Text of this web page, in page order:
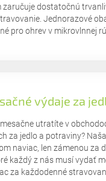
zaručuje dostatočnú
Jednorazové
pro ohrev v mikrovlnnej
výdaje za
utratíte v
za jedlo a potraviny?
naviac, len zámenou za
každý z nás musí vydať
za každodenné